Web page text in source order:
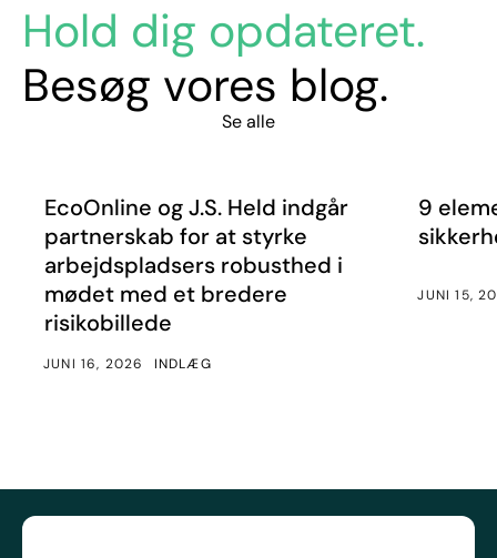
Hold dig opdateret.
Besøg vores blog.
Se alle
Nyheder
EcoOnline og J.S. Held indgår
partnerskab for at styrke
arbejdspladsers robusthed i
mødet med et bredere
risikobillede
JUNI 16, 2026 INDLÆG
Artikler
9
JUNI 15,